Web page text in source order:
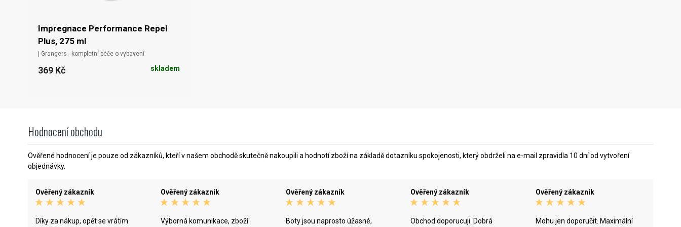
Impregnace Performance Repel
Plus, 275 ml
| Grangers - kompletní péče o vybavení
369 Kč skladem
Hodnocení obchodu
Ověřené hodnocení je pouze od zákazníků, kteří v našem obchodě skutečně nakoupili a hodnotí zboží na základě dotazníku spokojenosti, který obdrželi na e-mail zpravidla 10 dní od vytvoření
objednávky.
Ověřený zákazník
Díky za nákup, opět se vrátím
Ověřený zákazník
Výborná komunikace, zboží
Ověřený zákazník
Boty jsou naprosto úžasné,
Ověřený zákazník
Obchod doporucuji. Dobrá
Ověřený zákazník
Mohu jen doporučit. Maximální